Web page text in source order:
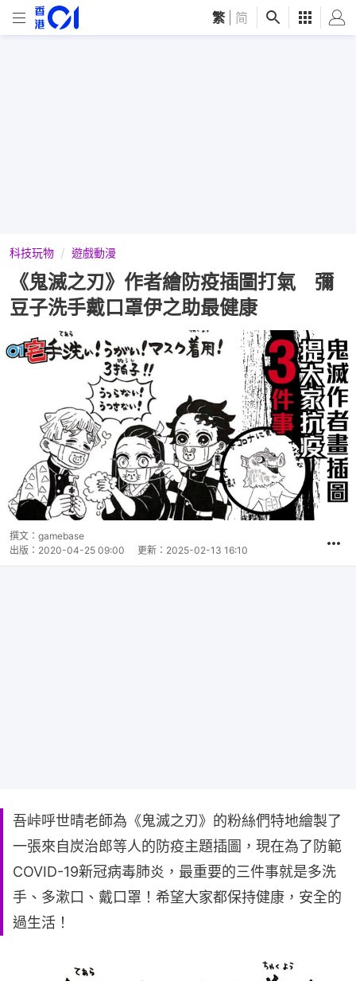
繁 简
科技玩物 遊戲動漫
《鬼滅之刃》作者繪防疫插圖打氣 彌
豆子洗手戴口罩伊之助最健康
撰文： gamebase
出版： 2020-04-25 09:00 更新： 2025-02-13 16:10
吾峠呼世晴老師為《鬼滅之刃》的粉絲們特地繪製了
一張來自炭治郎等人的防疫主題插圖，現在為了防範
COVID-19新冠病毒肺炎，最重要的三件事就是多洗
手、多漱口、戴口罩！希望大家都保持健康，安全的
過生活！